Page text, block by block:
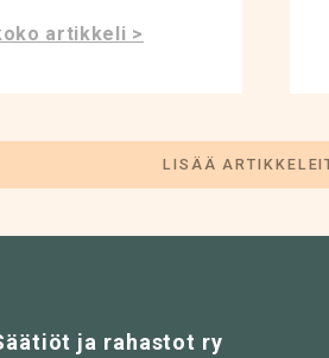
artikkeli >
LISÄÄ
ja rahastot ry